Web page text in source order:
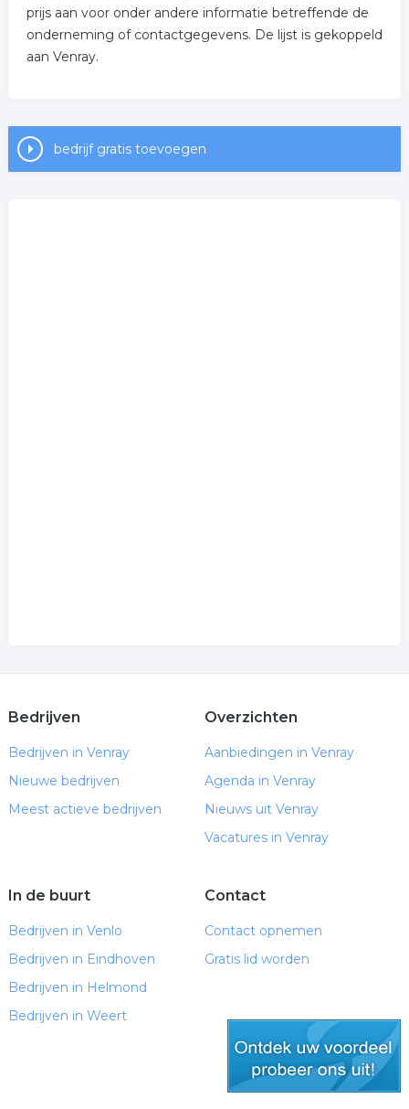
prijs aan voor onder andere informatie betreffende de
onderneming of contactgegevens. De lijst is gekoppeld
aan Venray.
bedrijf gratis toevoegen
Bedrijven
Bedrijven in Venray
Nieuwe bedrijven
Meest actieve bedrijven
Overzichten
Aanbiedingen in Venray
Agenda in Venray
Nieuws uit Venray
Vacatures in Venray
In de buurt
Bedrijven in Venlo
Bedrijven in Eindhoven
Bedrijven in Helmond
Bedrijven in Weert
Contact
Contact opnemen
Gratis lid worden